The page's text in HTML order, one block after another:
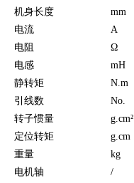
机身长度
mm
电流
A
电阻
Ω
电感
mH
静转矩
N.m
引线数
No.
转子惯量
g.cm²
定位转矩
g.cm
重量
kg
电机轴
/